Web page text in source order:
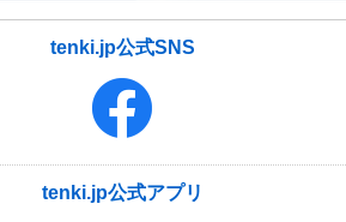
tenki.jp公式SNS
tenki.jp公式アプリ